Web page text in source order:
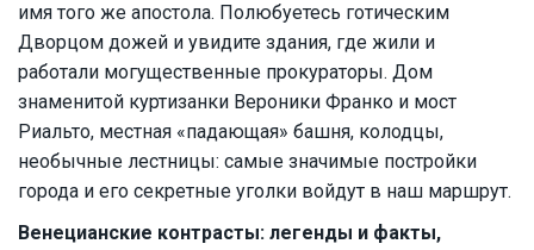
имя того же апостола. Полюбуетесь готическим
Дворцом дожей и увидите здания, где жили и
работали могущественные прокураторы. Дом
знаменитой куртизанки Вероники Франко и мост
Риальто, местная «падающая» башня, колодцы,
необычные лестницы: самые значимые постройки
города и его секретные уголки войдут в наш маршрут.
Венецианские контрасты: легенды и факты,